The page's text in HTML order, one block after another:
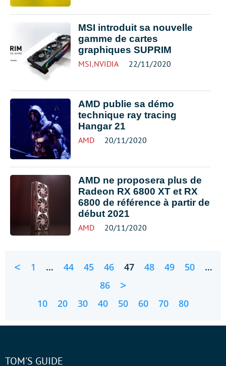
MSI introduit sa nouvelle
gamme de cartes
graphiques SUPRIM
MSI,NVIDIA 22/11/2020
AMD publie sa démo
technique ray tracing
Hangar 21
AMD 20/11/2020
AMD ne proposera plus de
Radeon RX 6800 XT et RX
6800 de référence à partir de
début 2021
AMD 20/11/2020
< 1 … 44 45 46 47 48 49 50
…
86
>
10 20 30 40 50 60 70 80
TOM'S GUIDE